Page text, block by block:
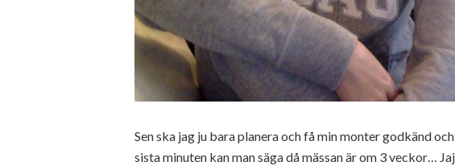
Sen ska jag ju bara planera och få min monter godkänd
sista minuten kan man säga då mässan är om 3 veckor…